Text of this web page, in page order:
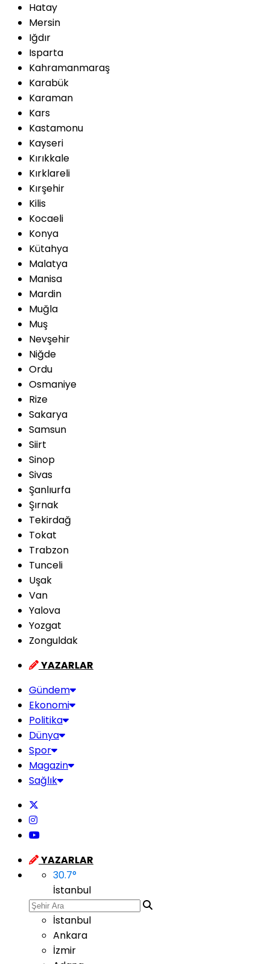
Hatay
Mersin
Iğdır
Isparta
Kahramanmaraş
Karabük
Karaman
Kars
Kastamonu
Kayseri
Kırıkkale
Kırklareli
Kırşehir
Kilis
Kocaeli
Konya
Kütahya
Malatya
Manisa
Mardin
Muğla
Muş
Nevşehir
Niğde
Ordu
Osmaniye
Rize
Sakarya
Samsun
Siirt
Sinop
Sivas
Şanlıurfa
Şırnak
Tekirdağ
Tokat
Trabzon
Tunceli
Uşak
Van
Yalova
Yozgat
Zonguldak
YAZARLAR
Gündem
Ekonomi
Politika
Dünya
Spor
Magazin
Sağlık
YAZARLAR
30.7°
İstanbul
İstanbul
Ankara
İzmir